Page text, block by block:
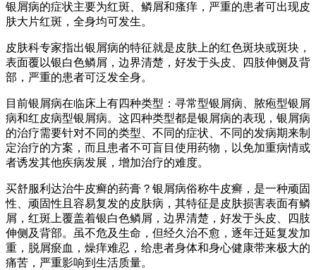
银屑病的症状主要为红斑、鳞屑和瘙痒，严重的患者可出现皮
肤大片红斑，全身均可发生。
皮肤科专家指出银屑病的特征就是皮肤上的红色斑块或斑块，
表面覆以银白色鳞屑，边界清楚，好发于头皮、四肢伸侧及背
部，严重的患者可泛发全身。
目前银屑病在临床上有四种类型：寻常型银屑病、脓疱型银屑
病和红皮病型银屑病。这四种类型都是银屑病的表现，银屑病
的治疗需要针对不同的类型、不同的症状、不同的发病期来制
定治疗的方案，而且患者不可盲目使用药物，以免加重病情或
者诱发其他疾病发展，增加治疗的难度。
买舒服利达治牛皮癣的药膏？银屑病俗称牛皮癣，是一种顽固
性、顽固性且容易复发的皮肤病，其特征是皮肤损害表面有鳞
屑，红斑上覆盖着银白色鳞屑，边界清楚，好发于头皮、四肢
伸侧及背部。虽不危及生命，但经久治不愈，逐年迁延复发加
重，脱屑瘀血，燥痒难忍，给患者身体和身心健康带来极大的
痛苦，严重影响到生活质量。